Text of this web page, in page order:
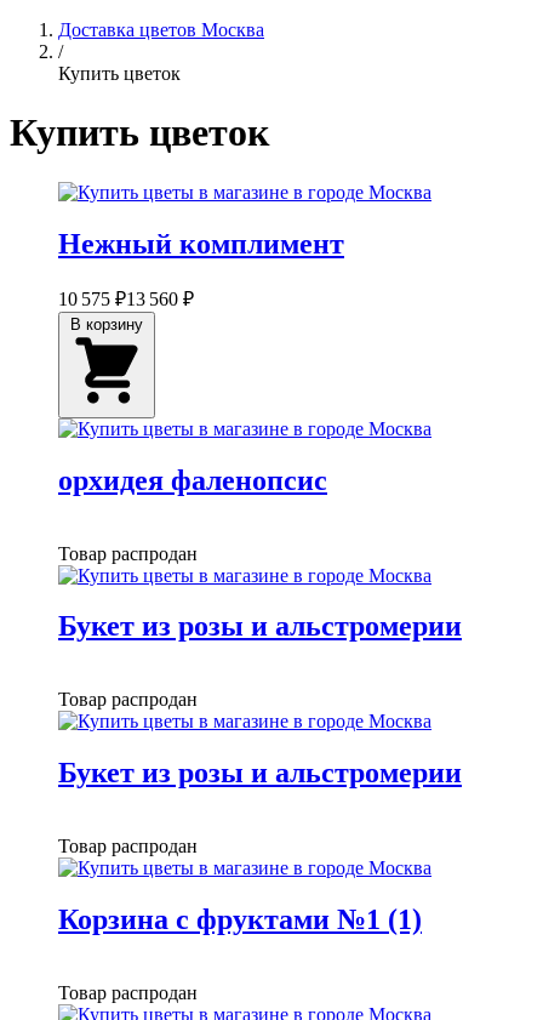
Доставка цветов Москва
/
Купить цветок
Купить цветок
Нежный комплимент
10 575 ₽13 560 ₽
орхидея фаленопсис
Товар распродан
Букет из розы и альстромерии
Товар распродан
Букет из розы и альстромерии
Товар распродан
Корзина с фруктами №1 (1)
Товар распродан